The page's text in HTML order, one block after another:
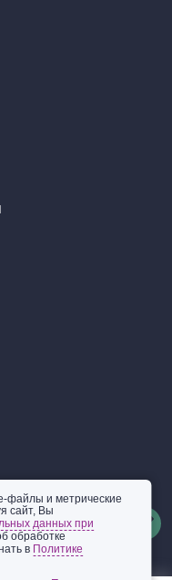
файлы и метрические
сайт, Вы
данных при
обработке
в Политике